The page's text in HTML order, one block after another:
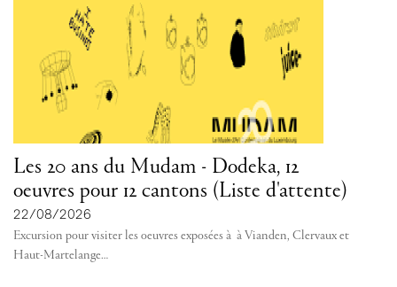
Les 20 ans du Mudam - Dodeka, 12
oeuvres pour 12 cantons (Liste d'attente)
22/08/2026
Excursion pour visiter les oeuvres exposées à à Vianden, Clervaux et
Haut-Martelange…